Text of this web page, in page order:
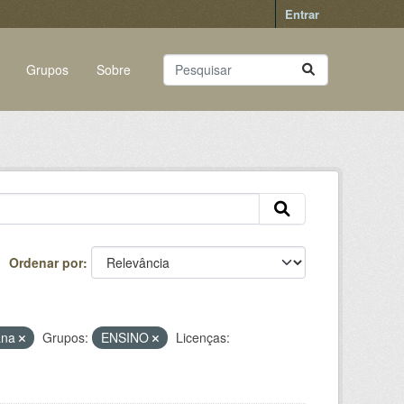
Entrar
Grupos Sobre
Ordenar por
Grupos: ENSINO Licenças: